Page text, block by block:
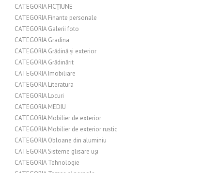
CATEGORIA FICȚIUNE
CATEGORIA Finante personale
CATEGORIA Galerii foto
CATEGORIA Gradina
CATEGORIA Grădină și exterior
CATEGORIA Grădinărit
CATEGORIA Imobiliare
CATEGORIA Literatura
CATEGORIA Locuri
CATEGORIA MEDIU
CATEGORIA Mobilier de exterior
CATEGORIA Mobilier de exterior rustic
CATEGORIA Obloane din aluminiu
CATEGORIA Sisteme glisare uși
CATEGORIA Tehnologie